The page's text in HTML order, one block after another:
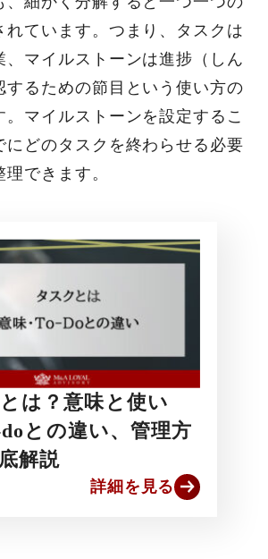
れています。つまり、タスクは
、マイルストーンは進捗（しん
するための節目という使い方の
。マイルストーンを設定するこ
にどのタスクを終わらせる必要
理できます。
は？意味と使い
との違い、管理方
解説
詳細を見る